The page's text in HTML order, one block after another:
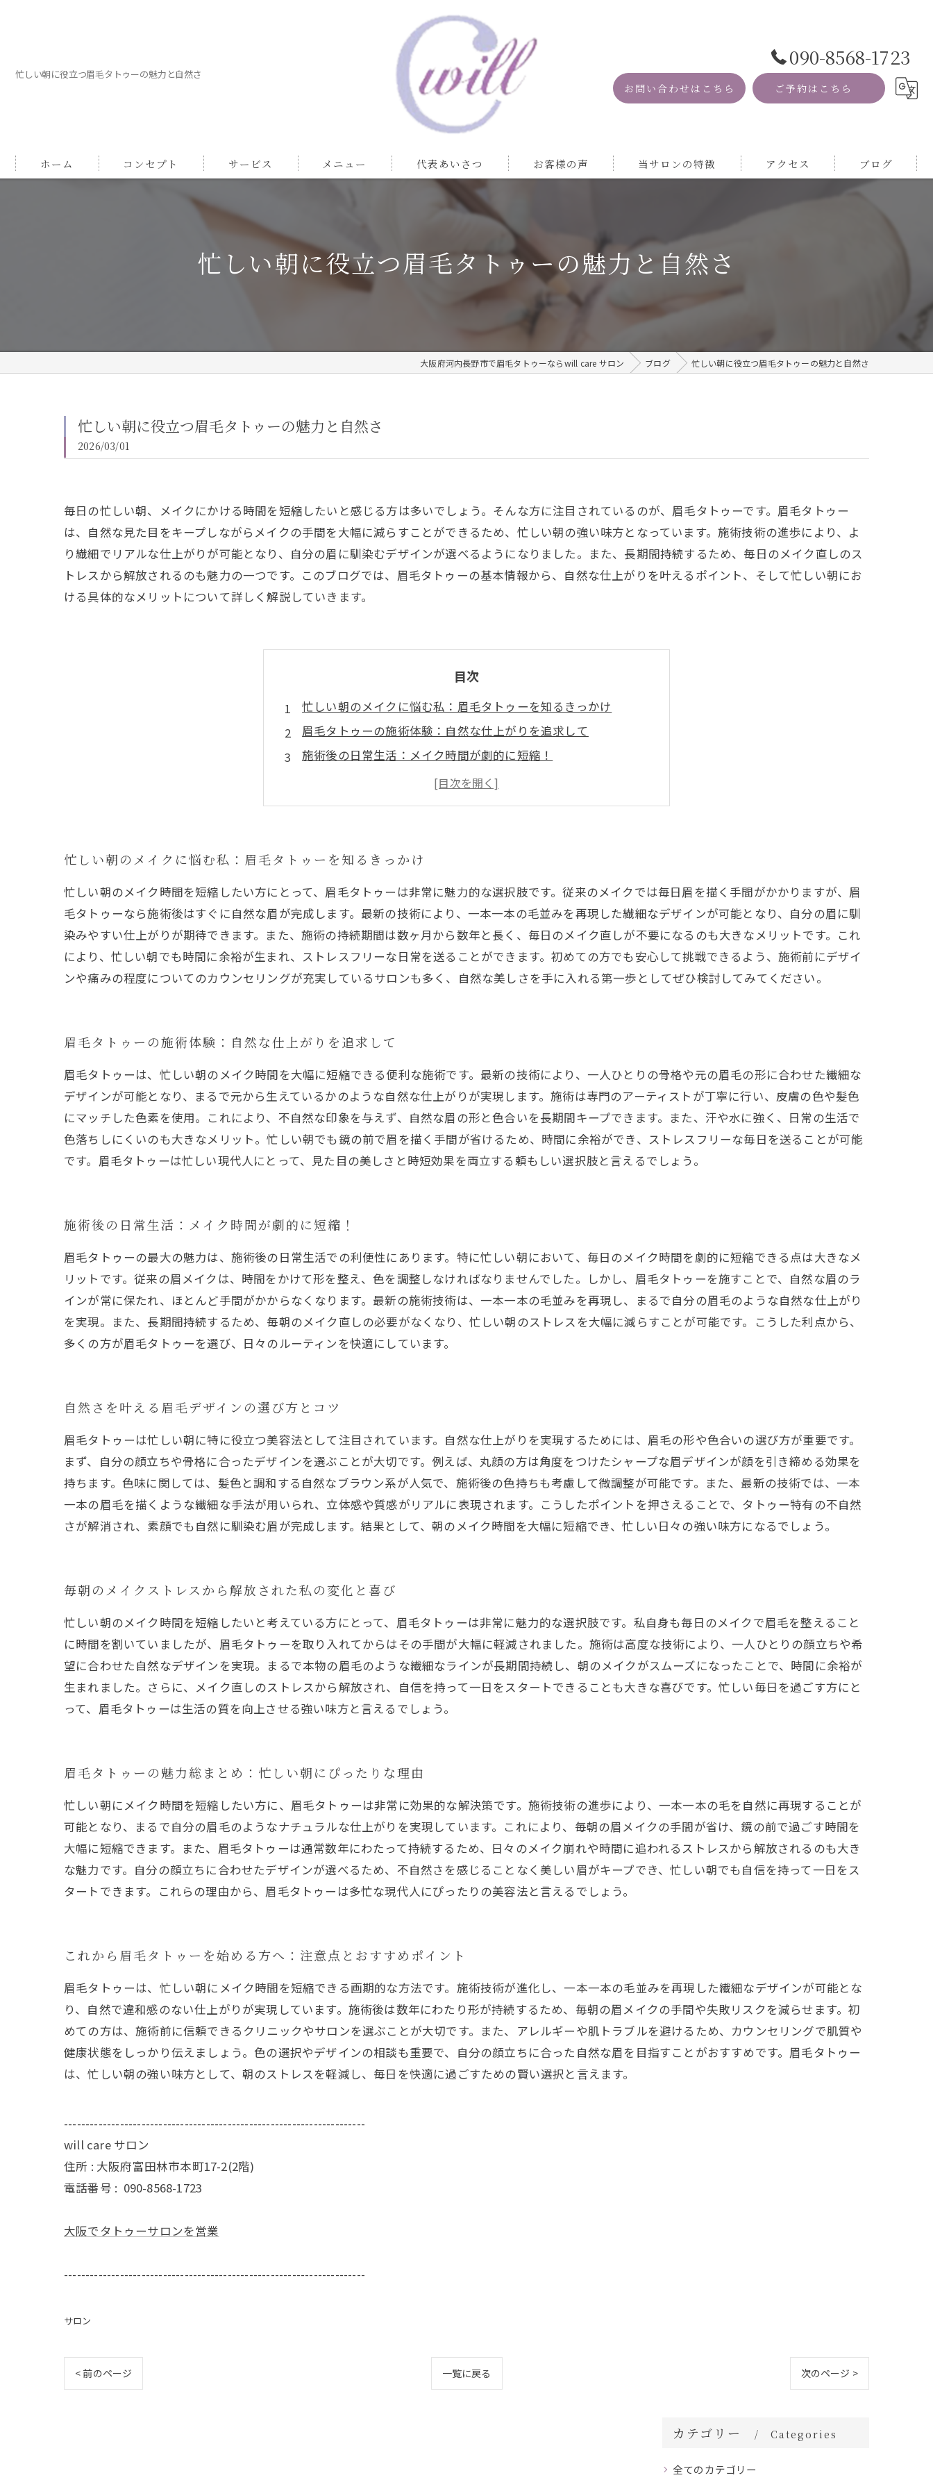
忙しい朝に役立つ眉毛タトゥーの魅力と自然さ
090-8568-1723
お問い合わせはこちら ご予約はこちら
ホーム コンセプト サービス メニュー 代表あいさつ お客様の声 当サロンの特徴
MRI
自然
サロン
アクセス ブログ
忙しい朝に役立つ眉毛タトゥーの魅力と自然さ
大阪府河内長野市で眉毛タトゥーならwill care サロン ブログ 忙しい朝に役立つ眉毛タトゥーの魅力と自然さ
忙しい朝に役立つ眉毛タトゥーの魅力と自然さ
2026/03/01
毎日の忙しい朝、メイクにかける時間を短縮したいと感じる方は多いでしょう。そんな方に注目されているのが、眉毛タトゥーです。眉毛タトゥー
は、自然な見た目をキープしながらメイクの手間を大幅に減らすことができるため、忙しい朝の強い味方となっています。施術技術の進歩により、よ
り繊細でリアルな仕上がりが可能となり、自分の眉に馴染むデザインが選べるようになりました。また、長期間持続するため、毎日のメイク直しのス
トレスから解放されるのも魅力の一つです。このブログでは、眉毛タトゥーの基本情報から、自然な仕上がりを叶えるポイント、そして忙しい朝にお
ける具体的なメリットについて詳しく解説していきます。
目次
忙しい朝のメイクに悩む私：眉毛タトゥーを知るきっかけ
眉毛タトゥーの施術体験：自然な仕上がりを追求して
施術後の日常生活：メイク時間が劇的に短縮！
自然さを叶える眉毛デザインの選び方とコツ
毎朝のメイクストレスから解放された私の変化と喜び
これから眉毛タトゥーを始める方へ：注意点とおすすめポイント
忙しい朝のメイクに悩む私：眉毛タトゥーを知るきっかけ
忙しい朝のメイク時間を短縮したい方にとって、眉毛タトゥーは非常に魅力的な選択肢です。従来のメイクでは毎日眉を描く手間がかかりますが、眉
毛タトゥーなら施術後はすぐに自然な眉が完成します。最新の技術により、一本一本の毛並みを再現した繊細なデザインが可能となり、自分の眉に馴
染みやすい仕上がりが期待できます。また、施術の持続期間は数ヶ月から数年と長く、毎日のメイク直しが不要になるのも大きなメリットです。これ
により、忙しい朝でも時間に余裕が生まれ、ストレスフリーな日常を送ることができます。初めての方でも安心して挑戦できるよう、施術前にデザイ
ンや痛みの程度についてのカウンセリングが充実しているサロンも多く、自然な美しさを手に入れる第一歩としてぜひ検討してみてください。
眉毛タトゥーの施術体験：自然な仕上がりを追求して
眉毛タトゥーは、忙しい朝のメイク時間を大幅に短縮できる便利な施術です。最新の技術により、一人ひとりの骨格や元の眉毛の形に合わせた繊細な
デザインが可能となり、まるで元から生えているかのような自然な仕上がりが実現します。施術は専門のアーティストが丁寧に行い、皮膚の色や髪色
にマッチした色素を使用。これにより、不自然な印象を与えず、自然な眉の形と色合いを長期間キープできます。また、汗や水に強く、日常の生活で
色落ちしにくいのも大きなメリット。忙しい朝でも鏡の前で眉を描く手間が省けるため、時間に余裕ができ、ストレスフリーな毎日を送ることが可能
です。眉毛タトゥーは忙しい現代人にとって、見た目の美しさと時短効果を両立する頼もしい選択肢と言えるでしょう。
施術後の日常生活：メイク時間が劇的に短縮！
眉毛タトゥーの最大の魅力は、施術後の日常生活での利便性にあります。特に忙しい朝において、毎日のメイク時間を劇的に短縮できる点は大きなメ
リットです。従来の眉メイクは、時間をかけて形を整え、色を調整しなければなりませんでした。しかし、眉毛タトゥーを施すことで、自然な眉のラ
インが常に保たれ、ほとんど手間がかからなくなります。最新の施術技術は、一本一本の毛並みを再現し、まるで自分の眉毛のような自然な仕上がり
を実現。また、長期間持続するため、毎朝のメイク直しの必要がなくなり、忙しい朝のストレスを大幅に減らすことが可能です。こうした利点から、
多くの方が眉毛タトゥーを選び、日々のルーティンを快適にしています。
自然さを叶える眉毛デザインの選び方とコツ
眉毛タトゥーは忙しい朝に特に役立つ美容法として注目されています。自然な仕上がりを実現するためには、眉毛の形や色合いの選び方が重要です。
まず、自分の顔立ちや骨格に合ったデザインを選ぶことが大切です。例えば、丸顔の方は角度をつけたシャープな眉デザインが顔を引き締める効果を
持ちます。色味に関しては、髪色と調和する自然なブラウン系が人気で、施術後の色持ちも考慮して微調整が可能です。また、最新の技術では、一本
一本の眉毛を描くような繊細な手法が用いられ、立体感や質感がリアルに表現されます。こうしたポイントを押さえることで、タトゥー特有の不自然
さが解消され、素顔でも自然に馴染む眉が完成します。結果として、朝のメイク時間を大幅に短縮でき、忙しい日々の強い味方になるでしょう。
毎朝のメイクストレスから解放された私の変化と喜び
忙しい朝のメイク時間を短縮したいと考えている方にとって、眉毛タトゥーは非常に魅力的な選択肢です。私自身も毎日のメイクで眉毛を整えること
に時間を割いていましたが、眉毛タトゥーを取り入れてからはその手間が大幅に軽減されました。施術は高度な技術により、一人ひとりの顔立ちや希
望に合わせた自然なデザインを実現。まるで本物の眉毛のような繊細なラインが長期間持続し、朝のメイクがスムーズになったことで、時間に余裕が
生まれました。さらに、メイク直しのストレスから解放され、自信を持って一日をスタートできることも大きな喜びです。忙しい毎日を過ごす方にと
って、眉毛タトゥーは生活の質を向上させる強い味方と言えるでしょう。
眉毛タトゥーの魅力総まとめ：忙しい朝にぴったりな理由
忙しい朝にメイク時間を短縮したい方に、眉毛タトゥーは非常に効果的な解決策です。施術技術の進歩により、一本一本の毛を自然に再現することが
可能となり、まるで自分の眉毛のようなナチュラルな仕上がりを実現しています。これにより、毎朝の眉メイクの手間が省け、鏡の前で過ごす時間を
大幅に短縮できます。また、眉毛タトゥーは通常数年にわたって持続するため、日々のメイク崩れや時間に追われるストレスから解放されるのも大き
な魅力です。自分の顔立ちに合わせたデザインが選べるため、不自然さを感じることなく美しい眉がキープでき、忙しい朝でも自信を持って一日をス
タートできます。これらの理由から、眉毛タトゥーは多忙な現代人にぴったりの美容法と言えるでしょう。
これから眉毛タトゥーを始める方へ：注意点とおすすめポイント
眉毛タトゥーは、忙しい朝にメイク時間を短縮できる画期的な方法です。施術技術が進化し、一本一本の毛並みを再現した繊細なデザインが可能とな
り、自然で違和感のない仕上がりが実現しています。施術後は数年にわたり形が持続するため、毎朝の眉メイクの手間や失敗リスクを減らせます。初
めての方は、施術前に信頼できるクリニックやサロンを選ぶことが大切です。また、アレルギーや肌トラブルを避けるため、カウンセリングで肌質や
健康状態をしっかり伝えましょう。色の選択やデザインの相談も重要で、自分の顔立ちに合った自然な眉を目指すことがおすすめです。眉毛タトゥー
は、忙しい朝の強い味方として、朝のストレスを軽減し、毎日を快適に過ごすための賢い選択と言えます。
----------------------------------------------------------------------
will care サロン
住所 : 大阪府富田林市本町17-2(2階)
電話番号 : 090-8568-1723
大阪でタトゥーサロンを営業
----------------------------------------------------------------------
サロン
< 前のページ 一覧に戻る 次のページ >
カテゴリー Categories
全てのカテゴリー